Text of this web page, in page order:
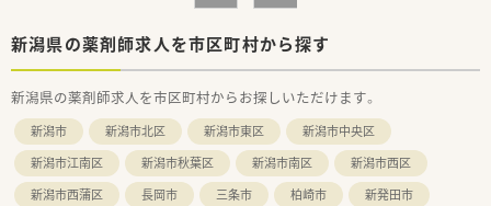
新潟県の薬剤師求人を市区町村から探す
新潟県の薬剤師求人を市区町村からお探しいただけます。
新潟市 新潟市北区 新潟市東区
新潟市中央区
新潟市江南区
新潟市秋葉区 新潟市南区
新潟市西区
新潟市西蒲区
長岡市 三条市 柏崎市
新発田市